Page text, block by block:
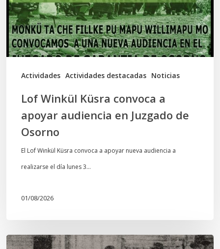
Actividades Actividades destacadas Noticias
apoyar
audiencia
en
Juzgado
Lof Winkül Küsra convoca a
apoyar audiencia en Juzgado de
Osorno
El Lof Winkül Küsra convoca a apoyar nueva audiencia a
realizarse el día lunes 3…
01/08/2026
Chawrakawin: